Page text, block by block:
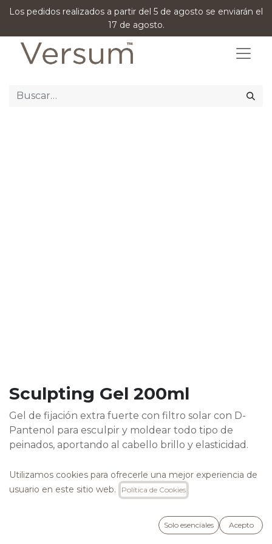
Los pedidos realizados a partir del 5 de agosto se enviarán el
17 de agosto.
Sculpting Gel 200ml
Gel de fijación extra fuerte con filtro solar con D-
Pantenol para esculpir y moldear todo tipo de
peinados, aportando al cabello brillo y elasticidad.
18,90€
Utilizamos cookies para ofrecerle una mejor experiencia de
usuario en este sitio web.
Política de Cookies
Solo esenciales Acepto